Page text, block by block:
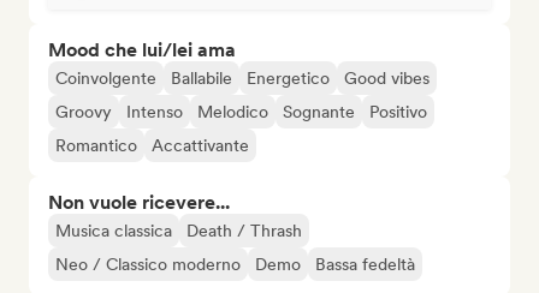
Mood che lui/lei ama
Coinvolgente Ballabile Energetico
Good vibes
Groovy
Intenso Melodico Sognante
Positivo
Romantico
Accattivante
Non vuole ricevere...
Musica classica
Death / Thrash
Neo / Classico moderno
Demo Bassa fedeltà